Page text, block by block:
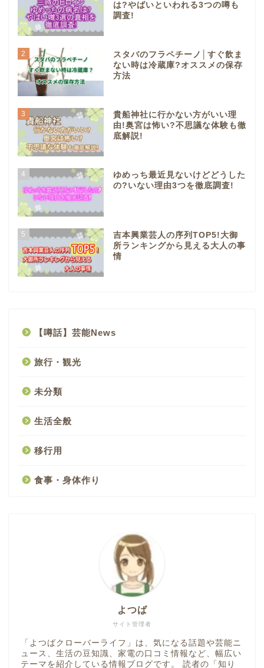
は?やばいといわれる3つの噂も
調査!
2
スタバのフラペチーノ│すぐ飲ま
ない時は冷蔵庫?オススメの保存
方法
3
貴船神社に行かない方がいい理
由!奥宮は怖い?不思議な体験も徹
底解説!
4
ゆめっち最近見ないけどどうした
の?いない理由3つを徹底調査!
5
吉本興業芸人の序列TOP5!大御
所ランキングから見える大人の事
情
【噂話】芸能News
旅行・観光
未分類
生活全般
移行用
食事・身体作り
サイト管理者
よつば
「よつばクローバーライフ」は、気になる話題や芸能ニ
ュース、生活の豆知識、家電の口コミ情報など、幅広い
テーマを紹介している情報ブログです。 読者の「知り